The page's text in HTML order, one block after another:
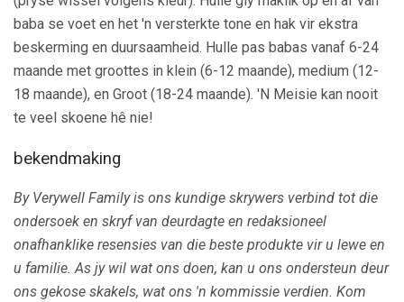
baba se voet en het 'n versterkte tone en hak vir ekstra
beskerming en duursaamheid. Hulle pas babas vanaf 6-24
maande met groottes in klein (6-12 maande), medium (12-
18 maande), en Groot (18-24 maande). 'N Meisie kan nooit
te veel skoene hê nie!
bekendmaking
By Verywell Family is ons kundige skrywers verbind tot die
ondersoek en skryf van deurdagte en redaksioneel
onafhanklike resensies van die beste produkte vir u lewe en
u familie. As jy wil wat ons doen, kan u ons ondersteun deur
ons gekose skakels, wat ons 'n kommissie verdien. Kom